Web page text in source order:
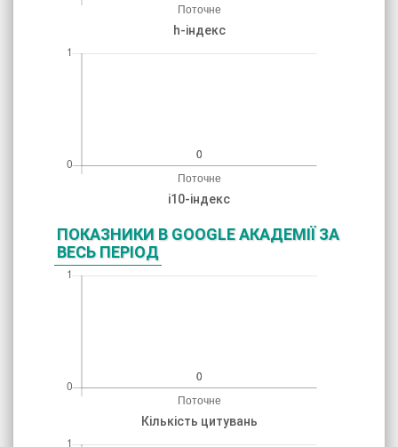
h-індекс
і10-індекс
ПОКАЗНИКИ В GOOGLE АКАДЕМІЇ ЗА
ВЕСЬ ПЕРІОД
Кількість цитувань